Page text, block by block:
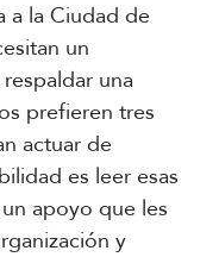
a la Ciudad de
un
una
prefieren tres
actuar de
es leer esas
apoyo que les
y